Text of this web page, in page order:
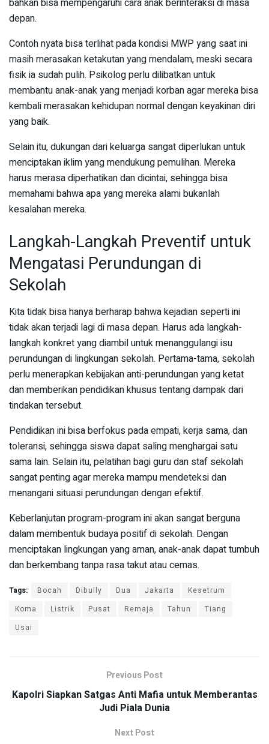
bahkan bisa mempengaruhi cara anak berinteraksi di masa
depan.
Contoh nyata bisa terlihat pada kondisi MWP yang saat ini
masih merasakan ketakutan yang mendalam, meski secara
fisik ia sudah pulih. Psikolog perlu dilibatkan untuk
membantu anak-anak yang menjadi korban agar mereka bisa
kembali merasakan kehidupan normal dengan keyakinan diri
yang baik.
Selain itu, dukungan dari keluarga sangat diperlukan untuk
menciptakan iklim yang mendukung pemulihan. Mereka
harus merasa diperhatikan dan dicintai, sehingga bisa
memahami bahwa apa yang mereka alami bukanlah
kesalahan mereka.
Langkah-Langkah Preventif untuk
Mengatasi Perundungan di
Sekolah
Kita tidak bisa hanya berharap bahwa kejadian seperti ini
tidak akan terjadi lagi di masa depan. Harus ada langkah-
langkah konkret yang diambil untuk menanggulangi isu
perundungan di lingkungan sekolah. Pertama-tama, sekolah
perlu menerapkan kebijakan anti-perundungan yang ketat
dan memberikan pendidikan khusus tentang dampak dari
tindakan tersebut.
Pendidikan ini bisa berfokus pada empati, kerja sama, dan
toleransi, sehingga siswa dapat saling menghargai satu
sama lain. Selain itu, pelatihan bagi guru dan staf sekolah
sangat penting agar mereka mampu mendeteksi dan
menangani situasi perundungan dengan efektif.
Keberlanjutan program-program ini akan sangat berguna
dalam membentuk budaya positif di sekolah. Dengan
menciptakan lingkungan yang aman, anak-anak dapat tumbuh
dan berkembang tanpa rasa takut atau cemas.
Tags: Bocah Dibully Dua Jakarta
Kesetrum
Koma
Listrik Pusat Remaja Tahun
Tiang
Usai
Previous Post
Kapolri Siapkan Satgas Anti Mafia untuk Memberantas
Judi Piala Dunia
Next Post